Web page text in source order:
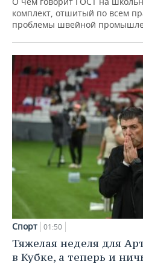
комплект, отшитый по всем
проблемы швейной
Спорт 01:50
Тяжелая неделя для
в Кубке, а теперь и